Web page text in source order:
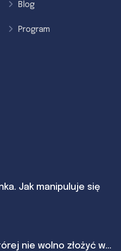
Blog
Program
Jak manipuluje się
nie wolno złożyć w...